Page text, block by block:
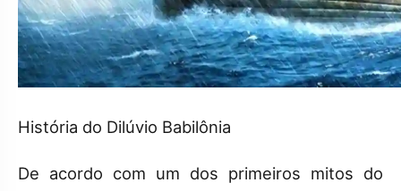
História do Dilúvio Babilônia
De acordo com um dos primeiros mitos do